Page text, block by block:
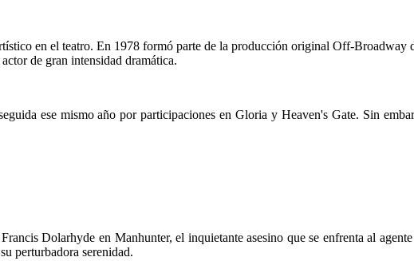
en el teatro. En 1978 formó parte de la producción original Off-Broadway
de gran intensidad dramática.
ese mismo año por participaciones en Gloria y Heaven's Gate. Sin
Dolarhyde en Manhunter, el inquietante asesino que se enfrenta al
perturbadora serenidad.